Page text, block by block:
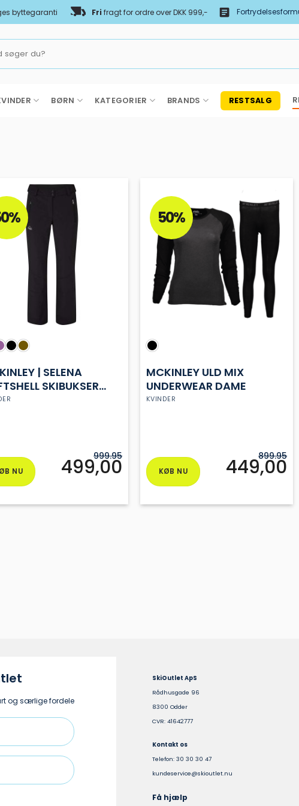
byttegaranti Fri fragt for ordre over DKK 999,-
BØRN KATEGORIER BRANDS RESTSALG
| SELENA
SKIBUKSER |
NU
999.95
499,00
50%
KVINDER
MCKINLEY ULD MIX
UNDERWEAR DAME
KØB NU
Dette
har
899.95
449,00
og særlige fordele
SkiOutlet ApS
Rådhusgade 96
8300 Odder
CVR: 41642777
Kontakt os
Telefon: 30 30 30 47
kundeservice@skioutlet.nu
Få hjælp